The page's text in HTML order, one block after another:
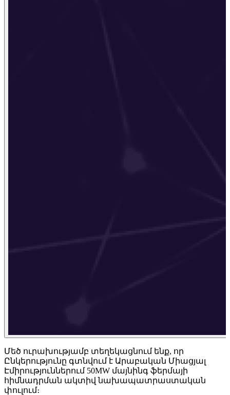
Մեծ ուրախությամբ տեղեկացնում ենք, որ
Ընկերությունը գտնվում է Արաբական Միացյալ
Էմիրություններում 50MW մայնինգ ֆերմայի
հիմնադրման ակտիվ նախապատրաստական
փուլում։